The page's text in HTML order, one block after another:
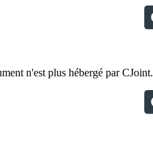
n'est plus hébergé par CJoint.